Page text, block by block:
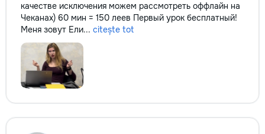
качестве исключения можем рассмотреть оффлайн на
Чеканах) 60 мин = 150 леев Первый урок бесплатный!
Меня зовут Ели... citește tot